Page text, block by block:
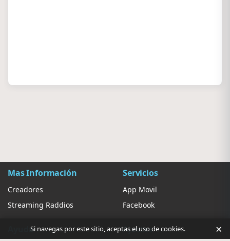
Mas Información
Creadores
Streaming Raddios
Servicios
App Movil
Facebook
Ayuda Ajustes
Si navegas por este sitio, aceptas el uso de cookies. ×